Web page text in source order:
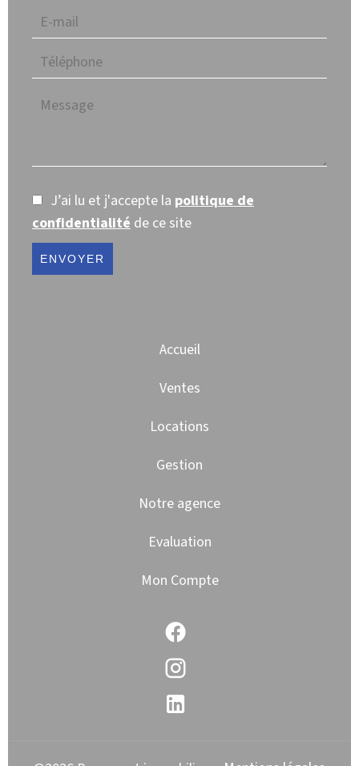
J’ai lu et j'accepte la politique de
confidentialité de ce site
ENVOYER
Accueil
Ventes
Locations
Gestion
Notre agence
Evaluation
Mon Compte